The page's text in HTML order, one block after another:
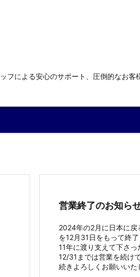
による安心のサポート、圧倒的なお客
営業終了のお知ら
2024年の2月に日本に戻
を12月31日をもって終
11年に渡り支えて下さっ
12/31までは営業を続け
続きよろしくお願いいた